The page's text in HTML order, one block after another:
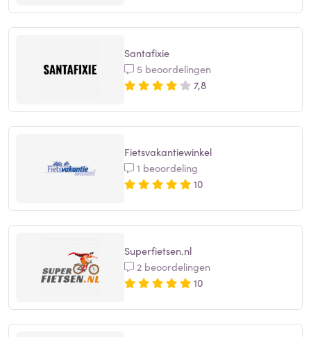
Santafixie
5 beoordelingen
7,8
Fietsvakantiewinkel
1 beoordeling
10
Superfietsen.nl
2 beoordelingen
10